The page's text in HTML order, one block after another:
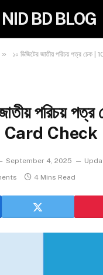
NID BD BLOG
» ১০ ডিজিটের জাতীয় পরিচয় পত্র চেক |
পরিচয়
Check
September 4, 2025
4 Mins Read